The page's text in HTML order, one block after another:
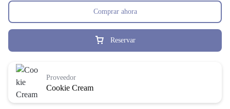
Reservar
Comprar ahora
Cookie Cream
Proveedor